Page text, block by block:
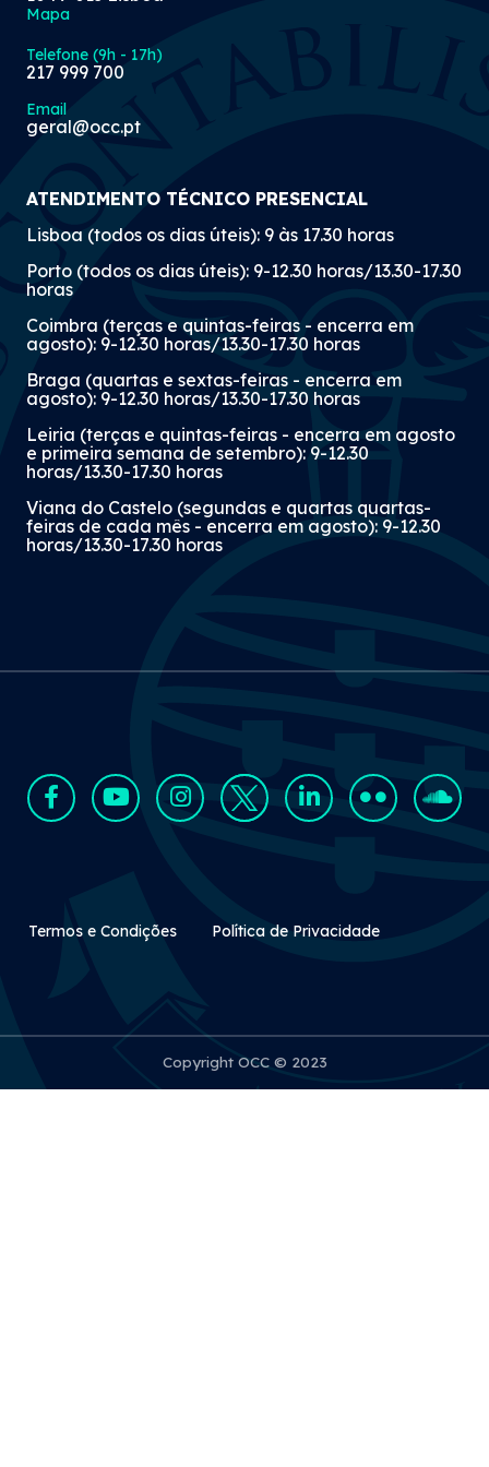
Mapa
Telefone (9h - 17h)
217 999 700
Email
geral@occ.pt
ATENDIMENTO TÉCNICO PRESENCIAL
Lisboa (todos os dias úteis): 9 às 17.30 horas
Porto (todos os dias úteis): 9-12.30 horas/13.30-17.30
horas
Coimbra (terças e quintas-feiras - encerra em
agosto): 9-12.30 horas/13.30-17.30 horas
Braga (quartas e sextas-feiras - encerra em
agosto): 9-12.30 horas/13.30-17.30 horas
Leiria (terças e quintas-feiras - encerra em agosto
e primeira semana de setembro): 9-12.30
horas/13.30-17.30 horas
Viana do Castelo (segundas e quartas quartas-
feiras de cada mês - encerra em agosto): 9-12.30
horas/13.30-17.30 horas
Rodapé Secundário
Termos e Condições Política de Privacidade
Copyright OCC © 2023